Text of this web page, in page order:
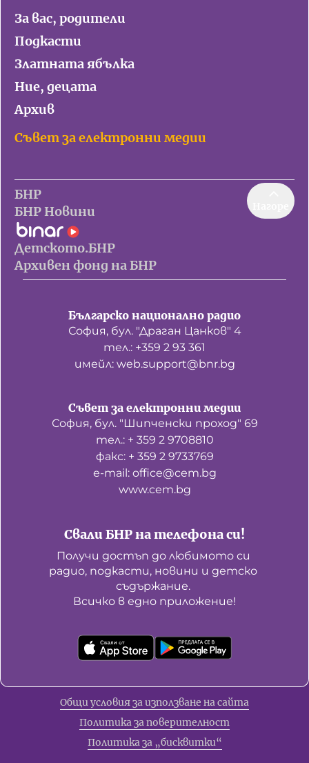
За вас, родители
Подкасти
Златната ябълка
Ние, децата
Архив
Съвет за електронни медии
БНР
БНР Новини
Детското.БНР
Архивен фонд на БНР
Българско национално радио
София, бул. "Драган Цанков" 4
тел.: +359 2 93 361
имейл: web.support@bnr.bg
Свали БНР на телефона си!
Получи достъп до любимото си
радио, подкасти, новини и детско
съдържание.
Всичко в едно приложение!
Съвет за електронни медии
София, бул. "Шипченски проход" 69
тел.: + 359 2 9708810
факс: + 359 2 9733769
е-mail: office@cem.bg
www.cem.bg
Общи условия за използване на сайта
Политика за поверителност
Политика за „бисквитки“